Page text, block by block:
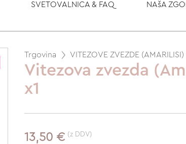
SVETOVALNICA & FAQ NAšA
Trgovina VITEZOVE ZVEZDE (AMARILISI)
Vitezova zvezda
x1
13,50 € (z DDV)